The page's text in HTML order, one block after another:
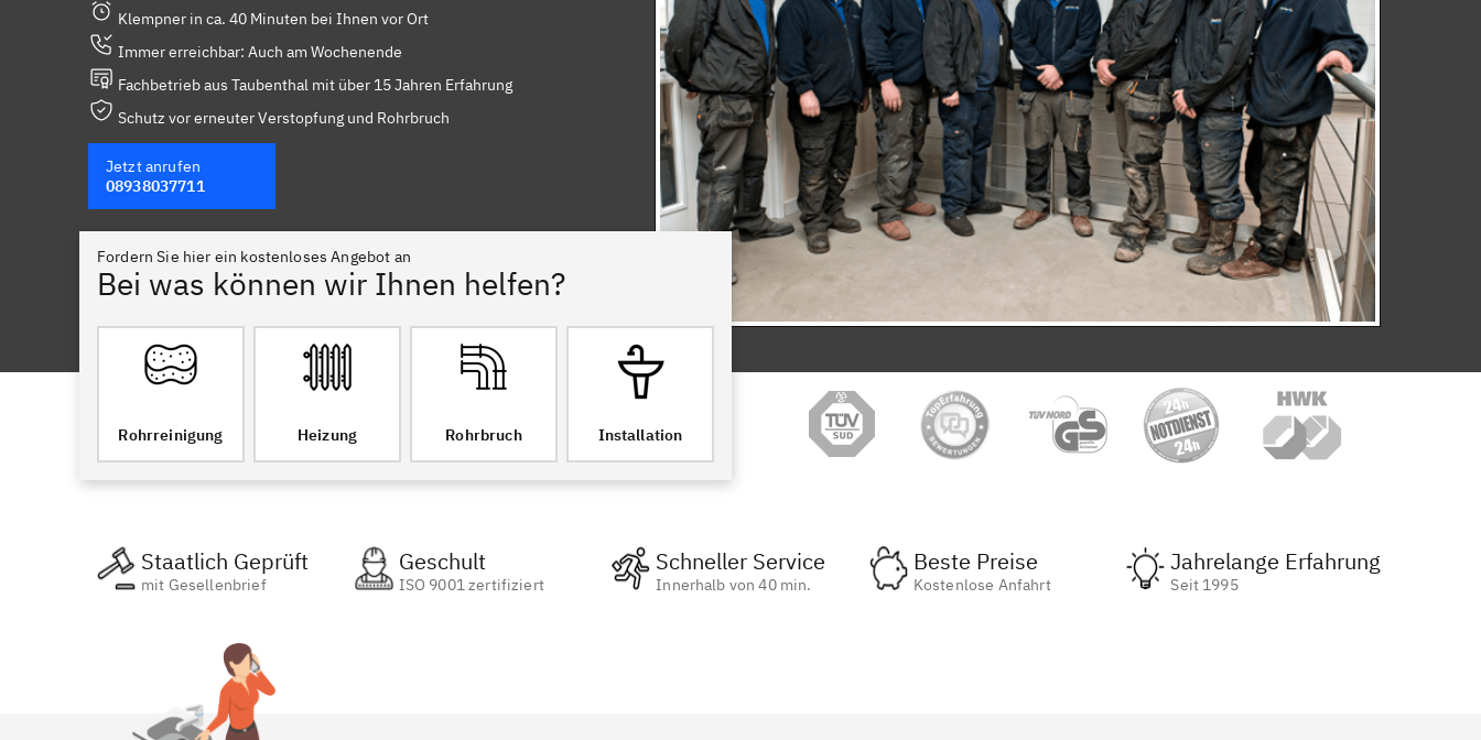
Klempner in ca. 40 Minuten bei Ihnen vor Ort
Immer erreichbar: Auch am Wochenende
Fachbetrieb aus Taubenthal mit über 15 Jahren Erfahrung
Schutz vor erneuter Verstopfung und Rohrbruch
Jetzt anrufen
08938037711
Fordern Sie hier ein kostenloses Angebot an
Bei was können wir Ihnen helfen?
Rohrreinigung Heizung Rohrbruch Installation
Staatlich Geprüft
mit Gesellenbrief
Geschult
ISO 9001 zertifiziert
Schneller Service
Innerhalb von 40 min.
Beste Preise
Kostenlose Anfahrt
Jahrelange Erfahrung
Seit 1995